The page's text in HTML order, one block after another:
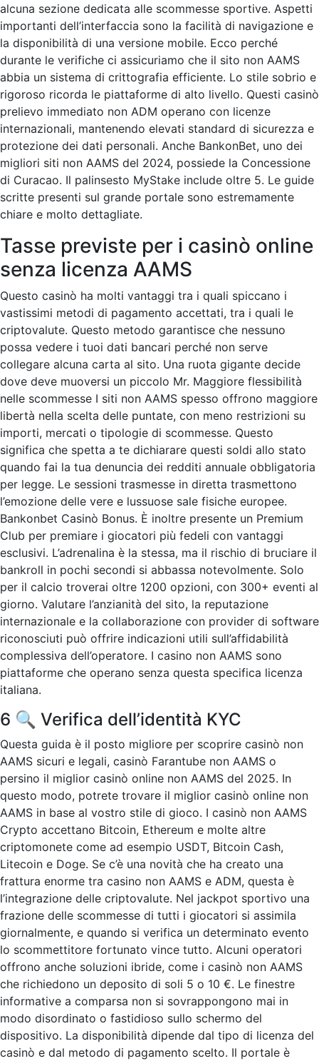
alcuna sezione dedicata alle scommesse sportive. Aspetti
importanti dell’interfaccia sono la facilità di navigazione e
la disponibilità di una versione mobile. Ecco perché
durante le verifiche ci assicuriamo che il sito non AAMS
abbia un sistema di crittografia efficiente. Lo stile sobrio e
rigoroso ricorda le piattaforme di alto livello. Questi casinò
prelievo immediato non ADM operano con licenze
internazionali, mantenendo elevati standard di sicurezza e
protezione dei dati personali. Anche BankonBet, uno dei
migliori siti non AAMS del 2024, possiede la Concessione
di Curacao. Il palinsesto MyStake include oltre 5. Le guide
scritte presenti sul grande portale sono estremamente
chiare e molto dettagliate.
Tasse previste per i casinò online
senza licenza AAMS
Questo casinò ha molti vantaggi tra i quali spiccano i
vastissimi metodi di pagamento accettati, tra i quali le
criptovalute. Questo metodo garantisce che nessuno
possa vedere i tuoi dati bancari perché non serve
collegare alcuna carta al sito. Una ruota gigante decide
dove deve muoversi un piccolo Mr. Maggiore flessibilità
nelle scommesse I siti non AAMS spesso offrono maggiore
libertà nella scelta delle puntate, con meno restrizioni su
importi, mercati o tipologie di scommesse. Questo
significa che spetta a te dichiarare questi soldi allo stato
quando fai la tua denuncia dei redditi annuale obbligatoria
per legge. Le sessioni trasmesse in diretta trasmettono
l’emozione delle vere e lussuose sale fisiche europee.
Bankonbet Casinò Bonus. È inoltre presente un Premium
Club per premiare i giocatori più fedeli con vantaggi
esclusivi. L’adrenalina è la stessa, ma il rischio di bruciare il
bankroll in pochi secondi si abbassa notevolmente. Solo
per il calcio troverai oltre 1200 opzioni, con 300+ eventi al
giorno. Valutare l’anzianità del sito, la reputazione
internazionale e la collaborazione con provider di software
riconosciuti può offrire indicazioni utili sull’affidabilità
complessiva dell’operatore. I casino non AAMS sono
piattaforme che operano senza questa specifica licenza
italiana.
6 🔍 Verifica dell’identità KYC
Questa guida è il posto migliore per scoprire casinò non
AAMS sicuri e legali, casinò Farantube non AAMS o
persino il miglior casinò online non AAMS del 2025. In
questo modo, potrete trovare il miglior casinò online non
AAMS in base al vostro stile di gioco. I casinò non AAMS
Crypto accettano Bitcoin, Ethereum e molte altre
criptomonete come ad esempio USDT, Bitcoin Cash,
Litecoin e Doge. Se c’è una novità che ha creato una
frattura enorme tra casino non AAMS e ADM, questa è
l’integrazione delle criptovalute. Nel jackpot sportivo una
frazione delle scommesse di tutti i giocatori si assimila
giornalmente, e quando si verifica un determinato evento
lo scommettitore fortunato vince tutto. Alcuni operatori
offrono anche soluzioni ibride, come i casinò non AAMS
che richiedono un deposito di soli 5 o 10 €. Le finestre
informative a comparsa non si sovrappongono mai in
modo disordinato o fastidioso sullo schermo del
dispositivo. La disponibilità dipende dal tipo di licenza del
casinò e dal metodo di pagamento scelto. Il portale è